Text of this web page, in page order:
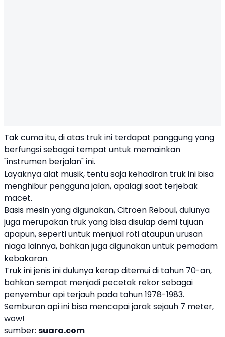
Tak cuma itu, di atas truk ini terdapat panggung yang
berfungsi sebagai tempat untuk memainkan
"instrumen berjalan" ini.
Layaknya alat musik, tentu saja kehadiran truk ini bisa
menghibur pengguna jalan, apalagi saat terjebak
macet.
Basis mesin yang digunakan, Citroen Reboul, dulunya
juga merupakan truk yang bisa disulap demi tujuan
apapun, seperti untuk menjual roti ataupun urusan
niaga lainnya, bahkan juga digunakan untuk pemadam
kebakaran.
Truk ini jenis ini dulunya kerap ditemui di tahun 70-an,
bahkan sempat menjadi pecetak rekor sebagai
penyembur api terjauh pada tahun 1978-1983.
Semburan api ini bisa mencapai jarak sejauh 7 meter,
wow!
sumber: suara.com